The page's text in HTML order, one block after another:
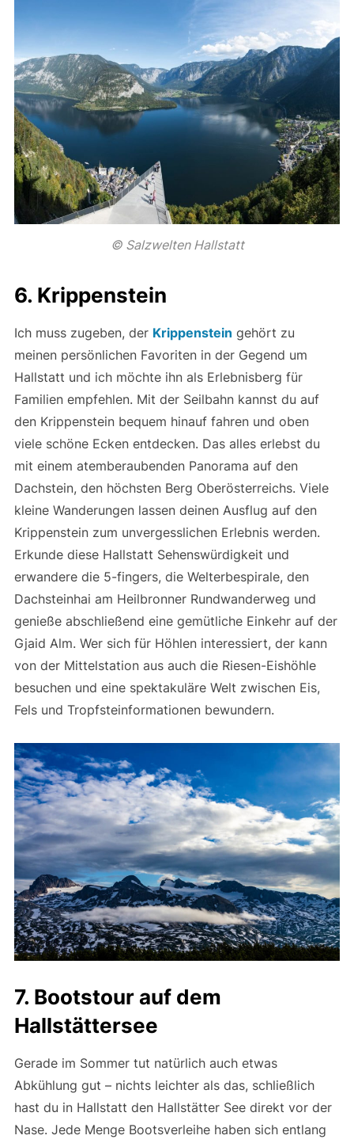
© Salzwelten Hallstatt
6. Krippenstein
Ich muss zugeben, der Krippenstein gehört zu
meinen persönlichen Favoriten in der Gegend um
Hallstatt und ich möchte ihn als Erlebnisberg für
Familien empfehlen. Mit der Seilbahn kannst du auf
den Krippenstein bequem hinauf fahren und oben
viele schöne Ecken entdecken. Das alles erlebst du
mit einem atemberaubenden Panorama auf den
Dachstein, den höchsten Berg Oberösterreichs. Viele
kleine Wanderungen lassen deinen Ausflug auf den
Krippenstein zum unvergesslichen Erlebnis werden.
Erkunde diese Hallstatt Sehenswürdigkeit und
erwandere die 5-fingers, die Welterbespirale, den
Dachsteinhai am Heilbronner Rundwanderweg und
genieße abschließend eine gemütliche Einkehr auf der
Gjaid Alm. Wer sich für Höhlen interessiert, der kann
von der Mittelstation aus auch die Riesen-Eishöhle
besuchen und eine spektakuläre Welt zwischen Eis,
Fels und Tropfsteinformationen bewundern.
7. Bootstour auf dem
Hallstättersee
Gerade im Sommer tut natürlich auch etwas
Abkühlung gut – nichts leichter als das, schließlich
hast du in Hallstatt den Hallstätter See direkt vor der
Nase. Jede Menge Bootsverleihe haben sich entlang